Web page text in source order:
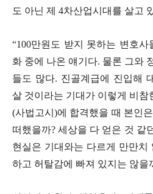
도 아닌 제 4차산업시대를 살고
“100만원도 받지 못하는 변호사
화 중에 나온 얘기다. 물론 그와
들도 많다. 진골계급에 진입해
살 것이라는 기대가 이렇게 비참
(사법고시 )에 합격했을 때 본인
떠했을까?세상을 다 얻은 것 같
현실은 기대와는 다르게 만만치
하고 허탈감에 빠져 있지는 않을